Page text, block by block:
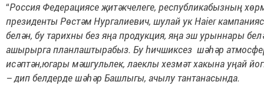
“Россия Федерациясе җитәкчелеге, республикабызның
президенты Рөстәм Нургалиевич, шулай ук Haier
белән, бу тарихны без яңа продукция, яңа эш урыннары
ашырырга планлаштырабыз. Бу һичшиксез шәһәр
исәптән,югары мәшгульлек, лаеклы хезмәт хакына уңай
– дип белдерде шәһәр Башлыгы, ачылу тантанасында.